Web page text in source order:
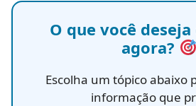
O que você
agora?
Escolha um tópico abaixo
informação que